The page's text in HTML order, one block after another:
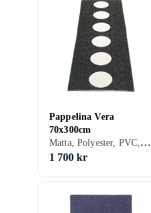
Pappelina Vera
70x300cm
Matta, Polyester, PVC, Svart, Vit, Grå, Turkos, Brun, Blå, Röd, Gul, Orange, Grön, Beige, Rosa, Rektangulär
1 700 kr